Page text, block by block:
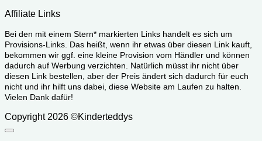
Affiliate Links
Bei den mit einem Stern* markierten Links handelt es sich um
Provisions-Links. Das heißt, wenn ihr etwas über diesen Link kauft,
bekommen wir ggf. eine kleine Provision vom Händler und können
dadurch auf Werbung verzichten. Natürlich müsst ihr nicht über
diesen Link bestellen, aber der Preis ändert sich dadurch für euch
nicht und ihr hilft uns dabei, diese Website am Laufen zu halten.
Vielen Dank dafür!
Copyright 2026 ©Kinderteddys